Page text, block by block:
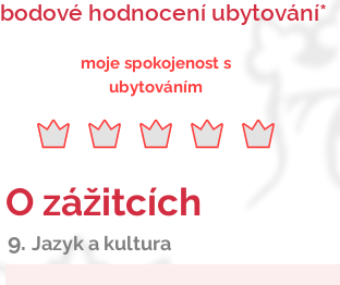
bodové hodnocení ubytování*
moje spokojenost s
ubytováním
O zážitcích
9. Jazyk a kultura